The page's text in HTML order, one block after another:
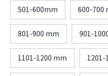
501-600mm
600-700
801-900 mm 901-
1101-1200 mm 1201-